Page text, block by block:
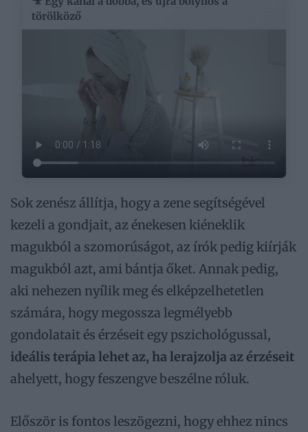
törölköző
Sok zenész állítja, hogy a zene segítségével
kezeli a gondjait, az énekesen kiéneklik
magukból a szomorúságot, az írók pedig kiírják
magukból azt, ami bántja őket. Annak pedig,
aki nehezen nyílik meg és elképzelhetetlen
számára, hogy megossza legmélyebb
gondolatait és érzéseit egy pszichológussal,
ideális terápia lehet az, ha lerajzolja az érzéseit
ahelyett, hogy feszengve beszélne róluk.
Először is fontos leszögezni, hogy ehhez nincs